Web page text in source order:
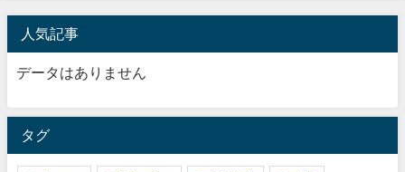
人気記事
データはありません
タグ